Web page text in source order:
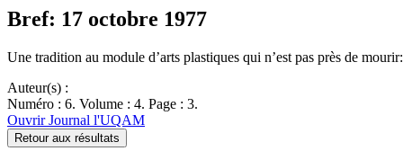
Bref: 17 octobre 1977
Une tradition au module d’arts plastiques qui n’est pas près de
Auteur(s) :
Numéro : 6. Volume : 4. Page : 3.
Ouvrir Journal l'UQAM
Retour aux résultats